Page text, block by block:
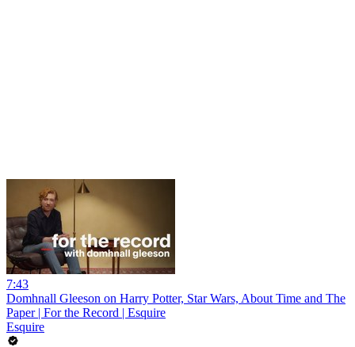
7:43
Domhnall Gleeson on Harry Potter, Star Wars, About Time and The
Paper | For the Record | Esquire
Esquire